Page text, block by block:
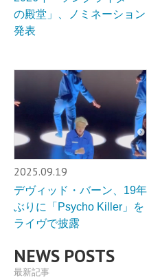
の殿堂」、ノミネーション
発表
2025.09.19
デヴィッド・バーン、19年
ぶりに「Psycho Killer」を
ライヴで披露
NEWS POSTS
最新記事